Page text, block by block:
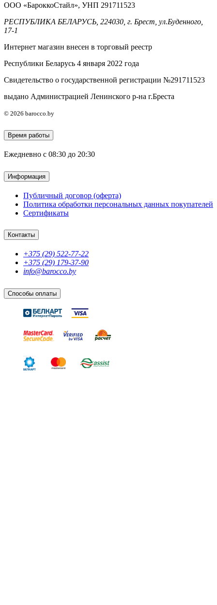
ООО «БароккоСтайл», УНП 291711523
РЕСПУБЛИКА БЕЛАРУСЬ, 224030, г. Брест, ул.Буденного,
17-1
Интернет магазин внесен в торговый реестр
Республики Беларусь 4 января 2022 года
Свидетельство о государственной регистрации №291711523
выдано Администрацией Ленинского р-на г.Бреста
© 2026 barocco.by
Время работы
Ежедневно с 08:30 до 20:30
Информация
Публичный договор (оферта)
Политика обработки персональных данных покупателей
Сертификаты
Контакты
+375 (29) 522-77-22
+375 (29) 179-37-90
info@barocco.by
Способы оплаты